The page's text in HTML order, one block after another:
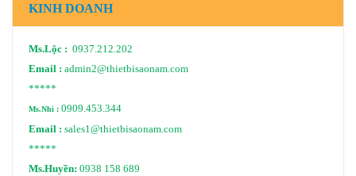
KINH DOANH
Ms.Lộc : 0937.212.202
Email : admin2@thietbisaonam.com
*****
Ms.Nhi : 0909.453.344
Email : sales1@thietbisaonam.com
*****
Ms.Huyền: 0938 158 689